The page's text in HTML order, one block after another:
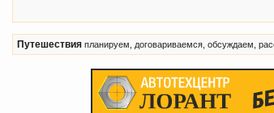
Путешествия планируем, договариваемся, обсуждаем,